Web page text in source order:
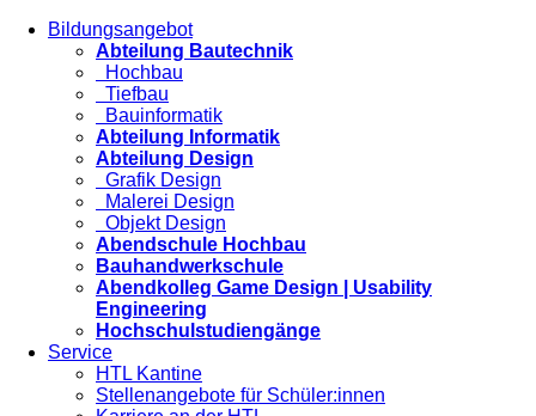
Bildungsangebot
Abteilung Bautechnik
Hochbau
Tiefbau
Bauinformatik
Abteilung Informatik
Abteilung Design
Grafik Design
Malerei Design
Objekt Design
Abendschule Hochbau
Bauhandwerkschule
Abendkolleg Game Design | Usability
Engineering
Hochschulstudiengänge
Service
HTL Kantine
Stellenangebote für Schüler:innen